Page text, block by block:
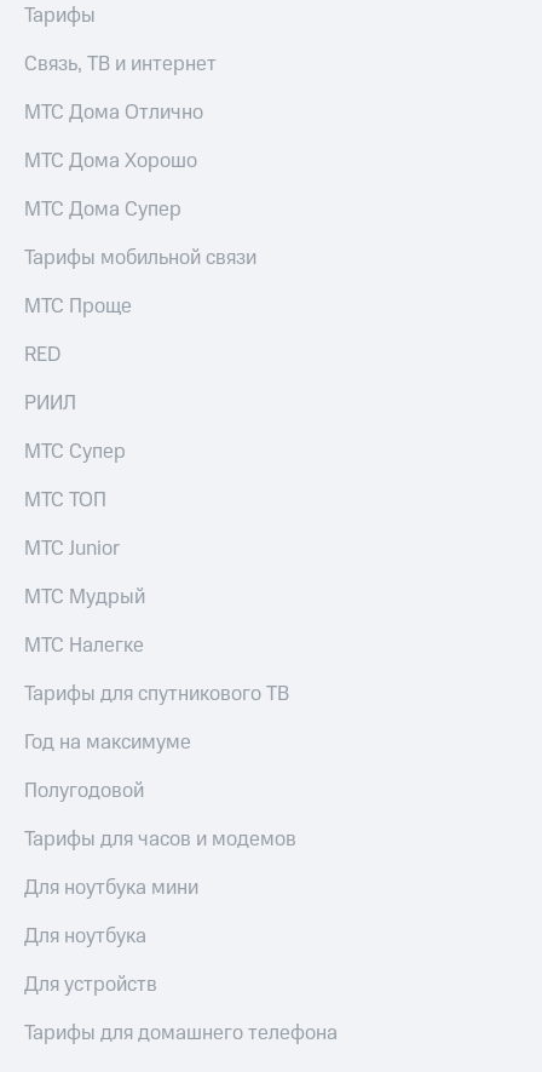
Документы
"МТС"
акционеров
Личный
кабинет
акционера
Акционерный
капитал
и
Программа
Порядок
акций
Рынок
облигаций
Описание
Еврооблигации-2023
Уведомление
погашении
облигаций
Реквизиты
развитие
На главную
Тарифы
Связь, ТВ и интернет
МТС Дома Отлично
МТС Дома Хорошо
МТС Дома Супер
Тарифы мобильной связи
МТС Проще
RED
РИИЛ
МТС Супер
МТС ТОП
МТС Junior
МТС Мудрый
МТС Налегке
Тарифы для спутникового ТВ
Год на максимуме
Полугодовой
Тарифы для часов и модемов
Для ноутбука мини
Для ноутбука
Для устройств
Тарифы для домашнего телефона